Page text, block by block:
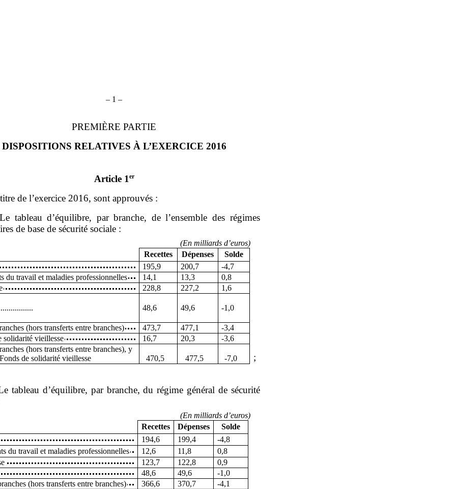
– 1–
PREMIÈRE PARTIE
DISPOSITIONS RELATIVES À L’EXERCICE 2016
Article 1 er
de l’exercice 2016, sont approuvés :
tableau d’équilibre, par branche, de l’ensemble des régimes
de base de sécurité sociale :
(En milliards d’euros)
Recettes
Dépenses
Solde
195,9 200,7
‑4,7
du travail et maladies professionnelles
14,1 13,3
0,8
228,8 227,2
1,6
48,6 49,6 ‑1,0
(hors transferts entre branches) 473,7 477,1
‑3,4
solidarité vieillesse
16,7 20,3
‑3,6
(hors transferts entre branches), y
Fonds de solidarité vieillesse
470,5 477,5 ‑7,0 ;
tableau d’équilibre, par branche, du régime général de sécurité
(En milliards d’euros)
Recettes
Dépenses
Solde
194,6 199,4
‑4,8
du travail et maladies professionnelles
12,6 11,8
0,8
123,7 122,8
0,9
48,6 49,6
‑1,0
(hors transferts entre branches)
366,6 370,7
‑4,1